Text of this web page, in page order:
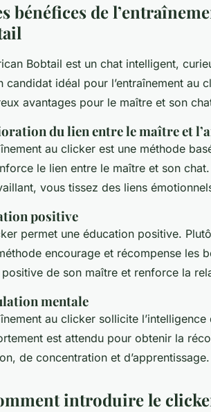
bénéfices de
Bobtail est un chat intelligent,
candidat idéal pour l’entraînement au
avantages pour le maître et son
du lien entre le maître et
au clicker est une méthode
le lien entre le maître et son
vous tissez des liens
positive
permet une éducation positive.
encourage et récompense les
positive de son maître et renforce la
mentale
au clicker sollicite
est attendu pour obtenir la
de concentration et d’apprentissage.
introduire le